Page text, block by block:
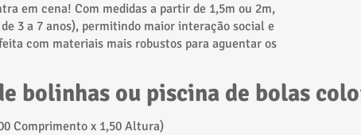
em cena! Com medidas a partir de 1,5m ou 2m,
3 a 7 anos), permitindo maior interação social e
com materiais mais robustos para aguentar os
bolinhas ou piscina de bolas
Comprimento x 1,50 Altura)​